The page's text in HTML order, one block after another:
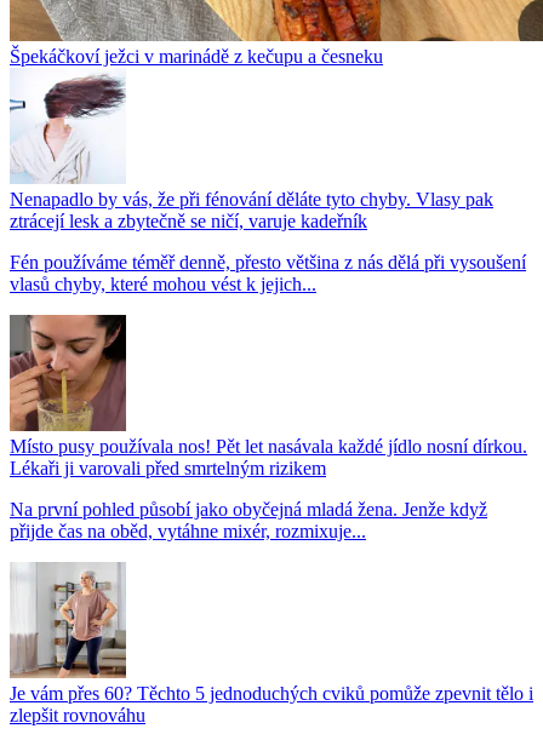
Špekáčkoví ježci v marinádě z kečupu a česneku
Nenapadlo by vás, že při fénování děláte tyto chyby. Vlasy pak
ztrácejí lesk a zbytečně se ničí, varuje kadeřník
Fén používáme téměř denně, přesto většina z nás dělá při vysoušení
vlasů chyby, které mohou vést k jejich...
Místo pusy používala nos! Pět let nasávala každé jídlo nosní dírkou.
Lékaři ji varovali před smrtelným rizikem
Na první pohled působí jako obyčejná mladá žena. Jenže když
přijde čas na oběd, vytáhne mixér, rozmixuje...
Je vám přes 60? Těchto 5 jednoduchých cviků pomůže zpevnit tělo i
zlepšit rovnováhu